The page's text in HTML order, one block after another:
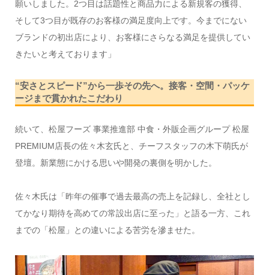
願いしました。2つ目は話題性と商品力による新規客の獲得、
そして3つ目が既存のお客様の満足度向上です。今までにない
ブランドの初出店により、お客様にさらなる満足を提供してい
きたいと考えております」
“安さとスピード”から一歩その先へ。接客・空間・パッケ
ージまで貫かれたこだわり
続いて、松屋フーズ 事業推進部 中食・外販企画グループ 松屋
PREMIUM店長の佐々木玄氏と、チーフスタッフの木下萌氏が
登壇。新業態にかける思いや開発の裏側を明かした。
佐々木氏は「昨年の催事で過去最高の売上を記録し、全社とし
てかなり期待を高めての常設出店に至った」と語る一方、これ
までの「松屋」との違いによる苦労を滲ませた。